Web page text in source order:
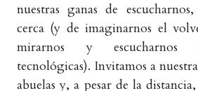
nuestras ganas de
cerca (y de imaginarnos el
mirarnos y escucharnos
tecnológicas). Invitamos a
abuelas y, a pesar de la